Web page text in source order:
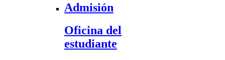
Admisión
Oficina del
estudiante